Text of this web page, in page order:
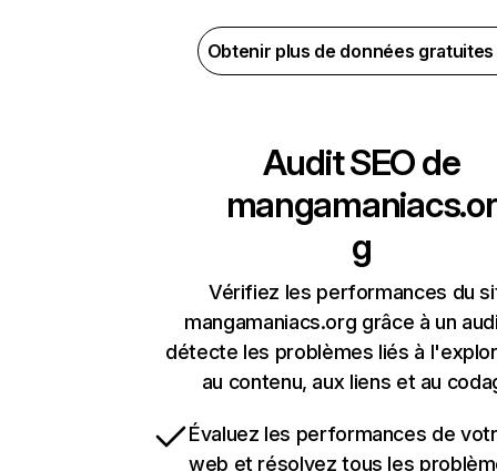
Obtenir plus de données
Audit SEO de
mangamaniacs.or
g
Vérifiez les performances du
mangamaniacs.org grâce à un
détecte les problèmes liés à
au contenu, aux liens et au
Évaluez les performances de
web et résolvez tous les